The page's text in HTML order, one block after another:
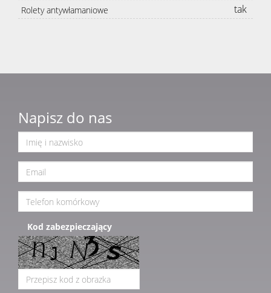
Rolety antywłamaniowe tak
Napisz do nas
Kod zabezpieczający